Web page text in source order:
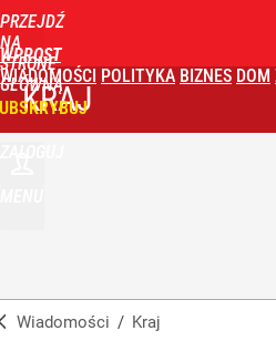
PRZEJDŹ
NA
STRONĘ
GŁÓWNĄ
WPROST
WIADOMOŚCI POLITYKA BIZNES DOM
KRAJ
Wiadomości / Kraj